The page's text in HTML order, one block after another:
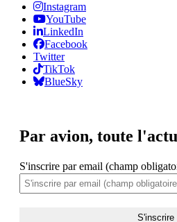
Instagram
YouTube
LinkedIn
Facebook
Twitter
TikTok
BlueSky
Par avion, toute
S'inscrire par email (champ